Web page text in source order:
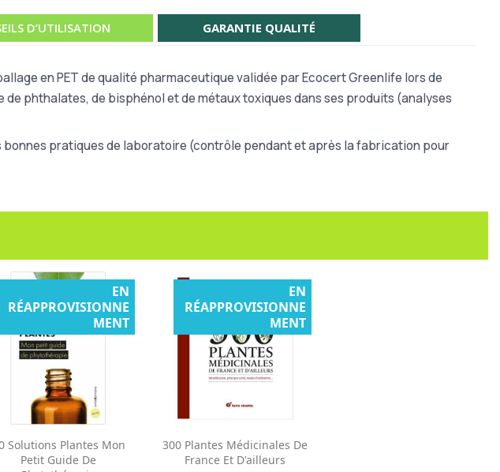
D’UTILISATION GARANTIE QUALITÉ
en PET de qualité pharmaceutique validée par Ecocert Greenlife lors de
phthalates, de bisphénol et de métaux toxiques dans ses produits (analyses
pratiques de laboratoire (contrôle pendant et après la fabrication pour
Aperçu rapide
Solutions Plantes Mon
Petit Guide De
EN
RÉAPPROVISIONNE
MENT
Aperçu rapide
300 Plantes Médicinales De
France Et D'ailleurs
EN
RÉAPPROVISIONNE
MENT